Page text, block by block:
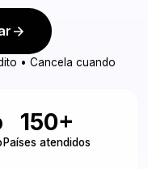
• Cancela cuando
150+
Países atendidos